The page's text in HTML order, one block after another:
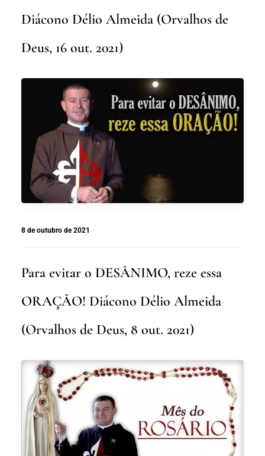
Diácono Délio Almeida (Orvalhos de
Deus, 16 out. 2021)
8 de outubro de 2021
Para evitar o DESÂNIMO, reze essa
ORAÇÃO! Diácono Délio Almeida
(Orvalhos de Deus, 8 out. 2021)